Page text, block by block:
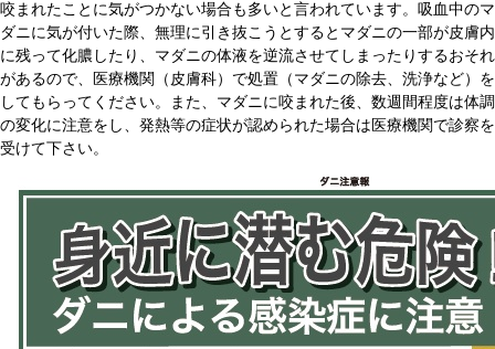
咬まれたことに気がつかない場合も多いと言われています。吸血中のマ
ダニに気が付いた際、無理に引き抜こうとするとマダニの一部が皮膚内
に残って化膿したり、マダニの体液を逆流させてしまったりするおそれ
があるので、医療機関（皮膚科）で処置（マダニの除去、洗浄など）を
してもらってください。また、マダニに咬まれた後、数週間程度は体調
の変化に注意をし、発熱等の症状が認められた場合は医療機関で診察を
受けて下さい。